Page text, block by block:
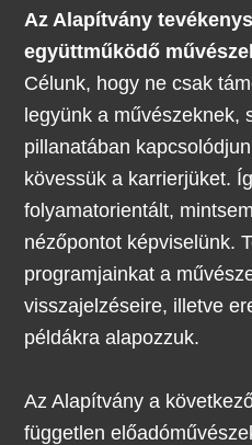
Az Alapítvány
együttműködő
Célunk, hogy ne csak
legyünk a művészeknek,
pillanatában
kövessük a karrierjüket.
folyamatorientált,
nézőpontot képviselünk.
programjainkat a
visszajelzéseire, illetve
példákra alapozzuk.
Az Alapítvány a
független